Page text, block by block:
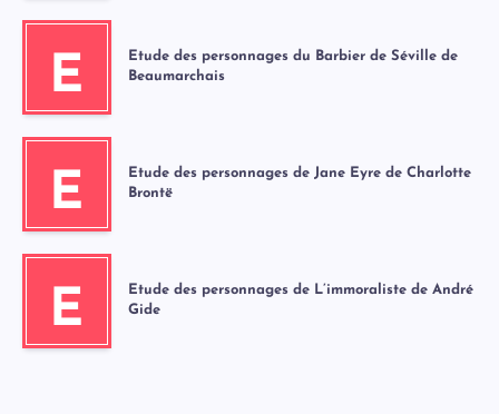
E
Etude des personnages du Barbier de Séville de
Beaumarchais
E
Etude des personnages de Jane Eyre de Charlotte
Brontë
E
Etude des personnages de L’immoraliste de André
Gide